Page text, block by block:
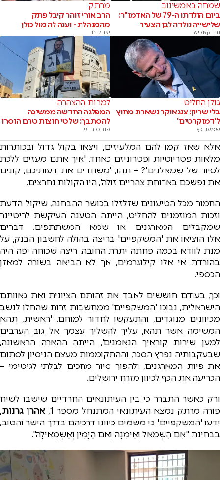
שמחה באמשינוב
ביום הולדתו ה-79 של האדמו"ר:
שלישייה נולדה לבן הצעיר
נתי קאליש
מרתק
הרב אורי זוהר קיבל פתק
מהמנהלת - וענה לה מול כולן
יצחק חן
גולן החליט
בלי שריון: צנגאוקר נשארת מחוץ
ל'דמוקרטים'
שמעון כץ
למרות ההצהרה
המפלגה החדשה ממשיכה
להסתבך: שלטי חוצות טרם הוסרו
פנחס בן זיו
אלא שאז קמו להם המלעיזים, ויצאו בקול גדול ובכותרות
מלאות פטריוטיות ופטרוניזם כאחד. 'איך אתם מעזים ללכת
לסיור של שמאלנים'? – תהו, 'משחדים את דעותיכם, קונים
את נפשכם בארוחת צהריים זולה', היו הקולות נחרצים.
החמור מכל הטיעונים שזלזלו בכושר ההבחנה, שיקול הדעת
וזכות המוזמנים להחליט, הייתה הטענה העיקשת לריטיינר
שמקבלים המארגנים או שמא המשתתפים. דברים
אלו הוציאו את 'המשקפיים' בריצה בהולה לחשבון הבנק, על
מנת לוודא בכמה פחתה יתרת החובה, ריצה שכוחה יפה היה
בהורדת אי אלו קילוגרמים, אך לא הביאה בשורה למאזן
הכספי.
וכך, בעודם חוששים לאבד את זהותם הציונית ואת גאוותם
הישראלית, נבוכו 'המשקפיים' ממחשבות זרות שהחלו לנשב
מכיוונים מנוגדים, והתעקשו לחדור למוחם. 'ראשית, תהא
המשימה אשר תהא, עליך להשליך עצמך אל גוב הערבים
למען שירות קוראיך הנאמנים', הייתה ההארה הראשונה,
שבעקבותיה נפרץ הסכר, וההתקוממות מעצם הניסיון לסתום
את פיות המארגנים, ולהפוך סיור מחכים לבלתי לגיטימי –
הכריעה את הכף לכיוון מזרח ירושלים.
ורק כאשר התברר כי בין העיתונאים החרדיים שישבו לשיח
פורה מרתק נמצא העיתונאי המתנחל מספר 1,
אהרן גרנות,
ידעו 'המשקפיים' כי משמים כיוונו דרכיהם בדרך הישר והטוב,
בבחינת "אִם הַשְּׂמֹאל וְאֵימִנָה וְאִם הַיָּמִין וְאַשְׂמְאִילָה".